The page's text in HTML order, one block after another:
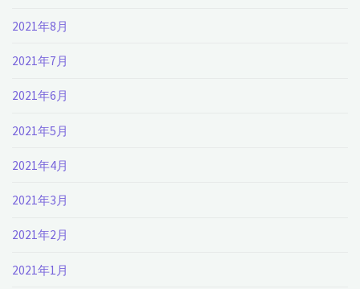
2021年8月
2021年7月
2021年6月
2021年5月
2021年4月
2021年3月
2021年2月
2021年1月